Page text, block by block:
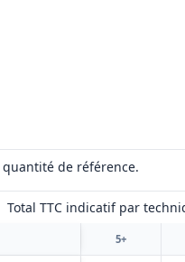
de référence.
Total TTC indicatif par
5+